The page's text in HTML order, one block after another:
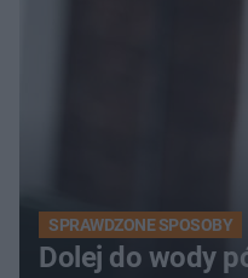
SPRAWDZONE SPOSOBY
Dolej do wody